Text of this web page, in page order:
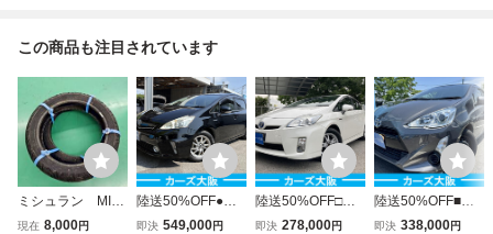
この商品も注目されています
ミシュラン MIC
HELIN City Grip
現在 8,000円
陸送50%OFF●カ
ーズ大阪●車検2年
即決 549,000円
陸送50%OFF□カ
ーズ大阪●車検2年
即決 278,000円
陸送50%OFF■カ
ーズ大阪●車検2年
即決 338,000円